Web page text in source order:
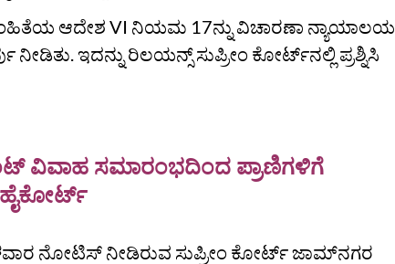
ಆದೇಶ VI ನಿಯಮ 17ನ್ನು ವಿಚಾರಣಾ ನ್ಯಾಯಾಲಯ
ಇದನ್ನು ರಿಲಯನ್ಸ್‌ ಸುಪ್ರೀಂ ಕೋರ್ಟ್‌ನಲ್ಲಿ ಪ್ರಶ್ನಿಸಿ
ವಿವಾಹ ಸಮಾರಂಭದಿಂದ ಪ್ರಾಣಿಗಳಿಗೆ
ನೋಟಿಸ್‌ ನೀಡಿರುವ ಸುಪ್ರೀಂ ಕೋರ್ಟ್‌ ಜಾಮ್‌ನಗರ